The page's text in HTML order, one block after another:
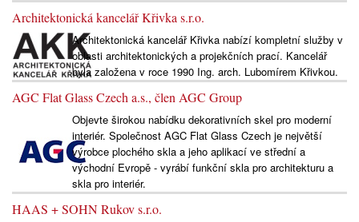
Architektonická kancelář Křivka s.r.o.
Architektonická kancelář Křivka nabízí kompletní služby v
oblasti architektonických a projekčních prací. Kancelář
byla založena v roce 1990 Ing. arch. Lubomírem Křivkou.
AGC Flat Glass Czech a.s., člen AGC Group
Objevte širokou nabídku dekorativních skel pro moderní
interiér. Společnost AGC Flat Glass Czech je největší
výrobce plochého skla a jeho aplikací ve střední a
východní Evropě - vyrábí funkční skla pro architekturu a
skla pro interiér.
HAAS + SOHN Rukov s.r.o.